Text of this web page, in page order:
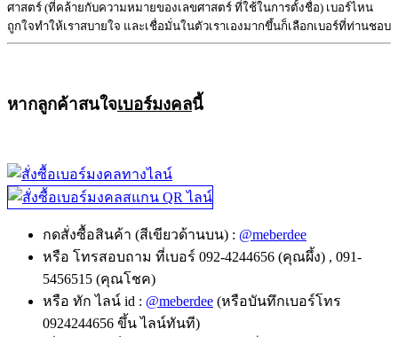
ศาสตร์ (ที่คล้ายกับความหมายของเลขศาสตร์ ที่ใช้ในการตั้งชื่อ) เบอร์ไหน
ถูกใจทำให้เราสบายใจ และเชื่อมั่นในตัวเราเองมากขึ้นก็เลือกเบอร์ที่ท่านชอบ
หากลูกค้าสนใจเบอร์มงคลนี้
กดสั่งซื้อสินค้า (สีเขียวด้านบน) : @meberdee
หรือ โทรสอบถาม ที่เบอร์ 092-4244656 (คุณผึ้ง) , 091-
5456515 (คุณโชค)
หรือ ทัก ไลน์ id : @meberdee (หรือบันทึกเบอร์โทร
0924244656 ขึ้น ไลน์ทันที)